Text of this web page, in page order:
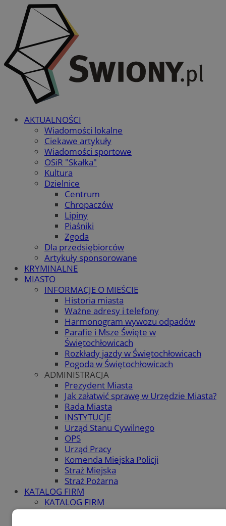
AKTUALNOŚCI
Wiadomości lokalne
Ciekawe artykuły
Wiadomości sportowe
OSiR "Skałka"
Kultura
Dzielnice
Centrum
Chropaczów
Lipiny
Piaśniki
Zgoda
Dla przedsiębiorców
Artykuły sponsorowane
KRYMINALNE
MIASTO
INFORMACJE O MIEŚCIE
Historia miasta
Ważne adresy i telefony
Harmonogram wywozu odpadów
Parafie i Msze Święte w
Świętochłowicach
Rozkłady jazdy w Świętochłowicach
Pogoda w Świętochłowicach
ADMINISTRACJA
Prezydent Miasta
Jak załatwić sprawę w Urzędzie Miasta?
Rada Miasta
INSTYTUCJE
Urząd Stanu Cywilnego
OPS
Urząd Pracy
Komenda Miejska Policji
Straż Miejska
Straż Pożarna
KATALOG FIRM
KATALOG FIRM
Dodaj firmę do katalogu